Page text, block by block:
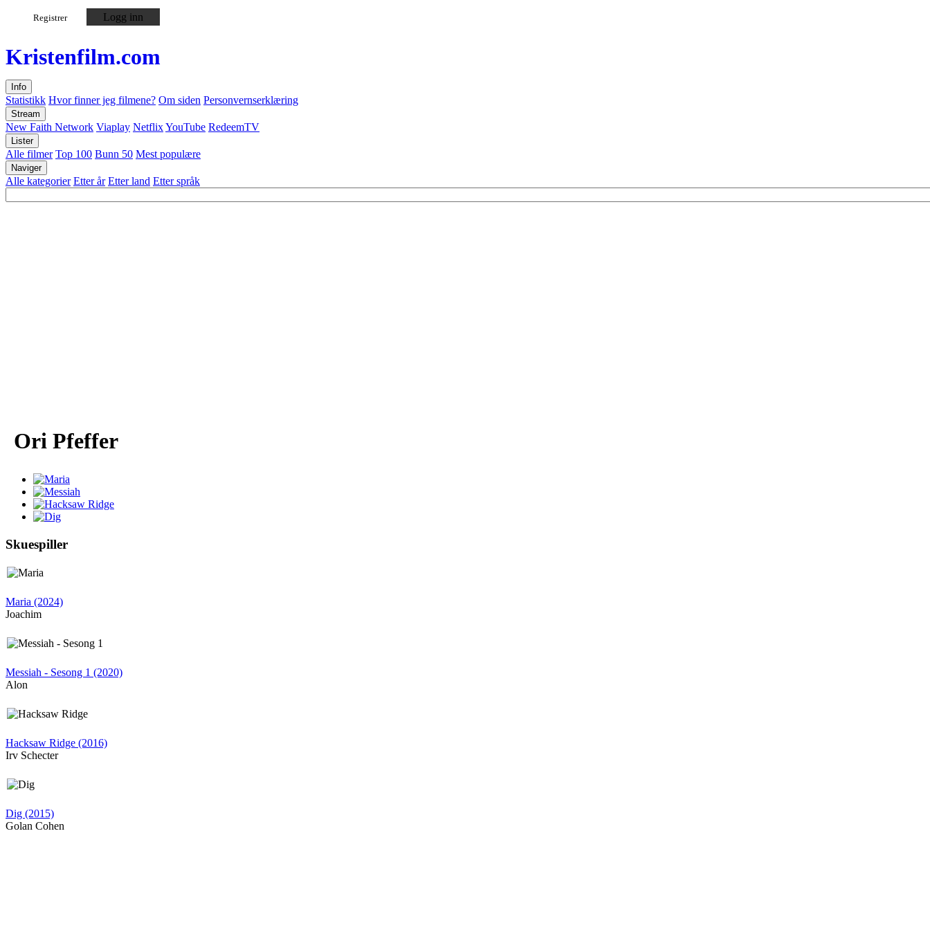
Registrer Logg inn
Kristenfilm.com
Info
Statistikk Hvor finner jeg filmene? Om siden Personvernserklæring
Stream
New Faith Network Viaplay NetflixYouTube RedeemTV
Lister
Alle filmer Top 100 Bunn 50 Mest populære
Naviger
Alle kategorier Etter år Etter land Etter språk
Ori Pfeffer
Skuespiller
Maria (2024)
Joachim
Messiah - Sesong 1 (2020)
Alon
Hacksaw Ridge (2016)
Irv Schecter
Dig (2015)
Golan Cohen